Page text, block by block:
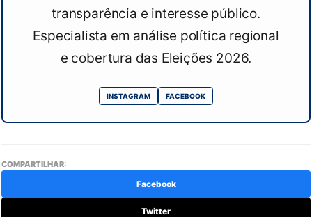
transparência e interesse público.
Especialista em análise política regional
e cobertura das Eleições 2026.
INSTAGRAM FACEBOOK
COMPARTILHAR:
Facebook
Twitter